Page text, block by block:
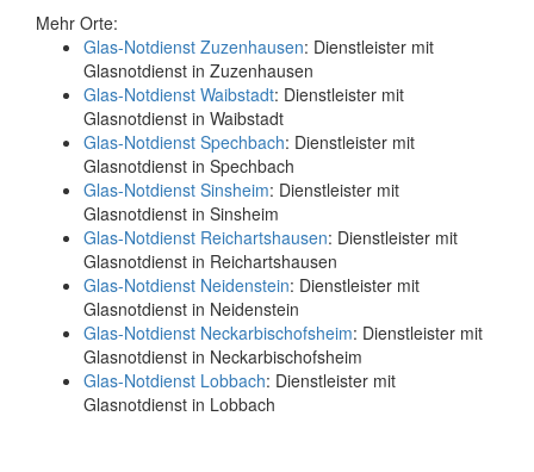
Mehr Orte:
Glas-Notdienst Zuzenhausen: Dienstleister mit
Glasnotdienst in Zuzenhausen
Glas-Notdienst Waibstadt: Dienstleister mit
Glasnotdienst in Waibstadt
Glas-Notdienst Spechbach: Dienstleister mit
Glasnotdienst in Spechbach
Glas-Notdienst Sinsheim: Dienstleister mit
Glasnotdienst in Sinsheim
Glas-Notdienst Reichartshausen: Dienstleister mit
Glasnotdienst in Reichartshausen
Glas-Notdienst Neidenstein: Dienstleister mit
Glasnotdienst in Neidenstein
Glas-Notdienst Neckarbischofsheim: Dienstleister mit
Glasnotdienst in Neckarbischofsheim
Glas-Notdienst Lobbach: Dienstleister mit
Glasnotdienst in Lobbach